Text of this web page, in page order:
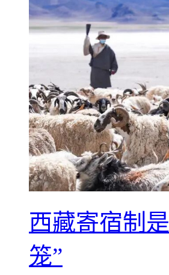
西藏寄宿制
笼”